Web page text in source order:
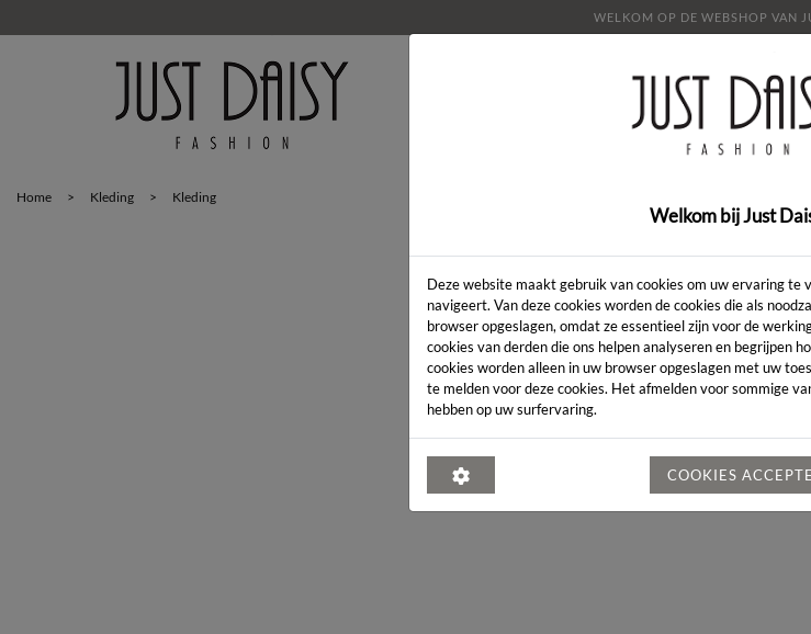
WELKOM OP DE WEBSHOP VAN
SALE OVER ONS
CONTACT
Home > Kleding > Kleding
Welkom bij Just
Deze website maakt gebruik van cookies om uw ervaring
navigeert. Van deze cookies worden de cookies die als
browser opgeslagen, omdat ze essentieel zijn voor de
cookies van derden die ons helpen analyseren en begrijpen
cookies worden alleen in uw browser opgeslagen met uw
te melden voor deze cookies. Het afmelden voor sommige
hebben op uw surfervaring.
COOKIES